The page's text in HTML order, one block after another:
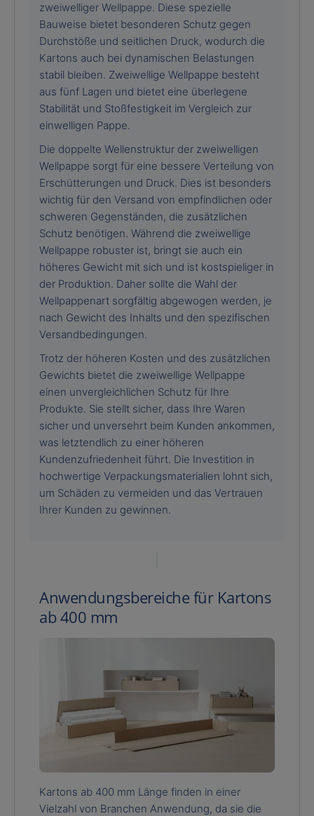
zweiwelliger Wellpappe. Diese spezielle
Bauweise bietet besonderen Schutz gegen
Durchstöße und seitlichen Druck, wodurch die
Kartons auch bei dynamischen Belastungen
stabil bleiben. Zweiwellige Wellpappe besteht
aus fünf Lagen und bietet eine überlegene
Stabilität und Stoßfestigkeit im Vergleich zur
einwelligen Pappe.
Die doppelte Wellenstruktur der zweiwelligen
Wellpappe sorgt für eine bessere Verteilung von
Erschütterungen und Druck. Dies ist besonders
wichtig für den Versand von empfindlichen oder
schweren Gegenständen, die zusätzlichen
Schutz benötigen. Während die zweiwellige
Wellpappe robuster ist, bringt sie auch ein
höheres Gewicht mit sich und ist kostspieliger in
der Produktion. Daher sollte die Wahl der
Wellpappenart sorgfältig abgewogen werden, je
nach Gewicht des Inhalts und den spezifischen
Versandbedingungen.
Trotz der höheren Kosten und des zusätzlichen
Gewichts bietet die zweiwellige Wellpappe
einen unvergleichlichen Schutz für Ihre
Produkte. Sie stellt sicher, dass Ihre Waren
sicher und unversehrt beim Kunden ankommen,
was letztendlich zu einer höheren
Kundenzufriedenheit führt. Die Investition in
hochwertige Verpackungsmaterialien lohnt sich,
um Schäden zu vermeiden und das Vertrauen
Ihrer Kunden zu gewinnen.
Anwendungsbereiche für Kartons
ab 400 mm
Kartons ab 400 mm Länge finden in einer
Vielzahl von Branchen Anwendung, da sie die